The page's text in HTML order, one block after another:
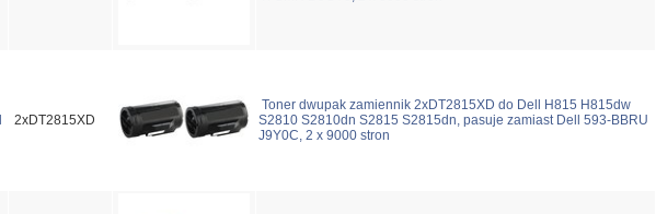
2xDT2815XD
Toner dwupak zamiennik 2xDT2815XD do Dell H815 H815dw
S2810 S2810dn S2815 S2815dn, pasuje zamiast Dell 593-BBRU
J9Y0C, 2 x 9000 stron